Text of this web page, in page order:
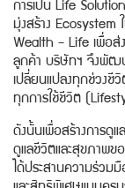
การเป็น Life
มุ่งสร้าง Ecosystem
Wealth - Life เพื่อส่
ลูกค้า บริษัทฯ จึงพัฒ
เปลี่ยนแปลงทุกช่วงชี
ทุกการใช้ชีวิต
ดังนั้นเพื่อสร้างการดู
ดูแลชีวิตและสุขภาพข
ได้ประสานความร่ว